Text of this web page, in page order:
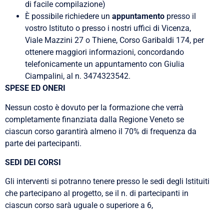
di facile compilazione)
È possibile richiedere un appuntamento presso il
vostro Istituto o presso i nostri uffici di Vicenza,
Viale Mazzini 27 o Thiene, Corso Garibaldi 174, per
ottenere maggiori informazioni, concordando
telefonicamente un appuntamento con Giulia
Ciampalini, al n. 3474323542.
SPESE ED ONERI
Nessun costo è dovuto per la formazione che verrà
completamente finanziata dalla Regione Veneto se
ciascun corso garantirà almeno il 70% di frequenza da
parte dei partecipanti.
SEDI DEI CORSI
Gli interventi si potranno tenere presso le sedi degli Istituiti
che partecipano al progetto, se il n. di partecipanti in
ciascun corso sarà uguale o superiore a 6,